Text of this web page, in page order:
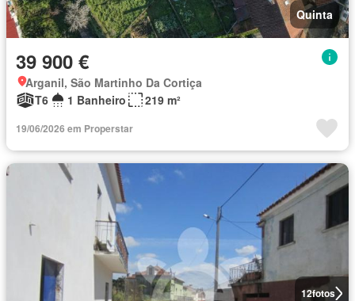
Quinta
39 900 €
Arganil, São Martinho Da Cortiça
T6
1 Banheiro 219 m²
19/06/2026 em Properstar
12fotos